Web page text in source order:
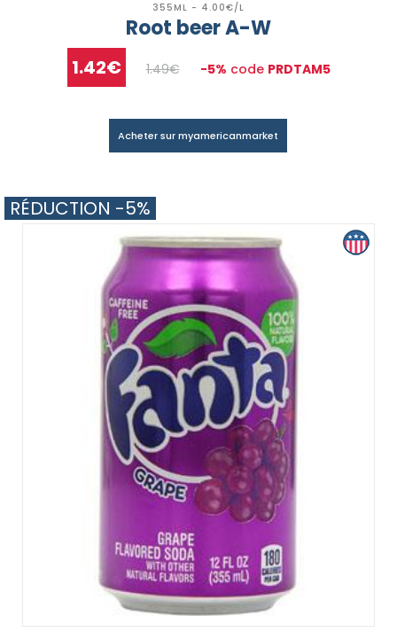
355ML - 4.00€/L
Root beer A-W
1.42€ 1.49€ -5% code PRDTAM5
Acheter sur myamericanmarket
RÉDUCTION -5%